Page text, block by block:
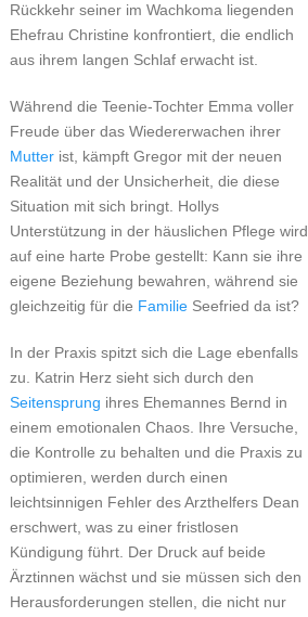
Rückkehr seiner im Wachkoma liegenden
Ehefrau Christine konfrontiert, die endlich
aus ihrem langen Schlaf erwacht ist.
Während die Teenie-Tochter Emma voller
Freude über das Wiedererwachen ihrer
Mutterist, kämpft Gregor mit der neuen
Realität und der Unsicherheit, die diese
Situation mit sich bringt. Hollys
Unterstützung in der häuslichen Pflege wird
auf eine harte Probe gestellt: Kann sie ihre
eigene Beziehung bewahren, während sie
gleichzeitig für die FamilieSeefried da ist?
In der Praxis spitzt sich die Lage ebenfalls
zu. Katrin Herz sieht sich durch den
Seitensprung ihres Ehemannes Bernd in
einem emotionalen Chaos. Ihre Versuche,
die Kontrolle zu behalten und die Praxis zu
optimieren, werden durch einen
leichtsinnigen Fehler des Arzthelfers Dean
erschwert, was zu einer fristlosen
Kündigung führt. Der Druck auf beide
Ärztinnen wächst und sie müssen sich den
Herausforderungen stellen, die nicht nur